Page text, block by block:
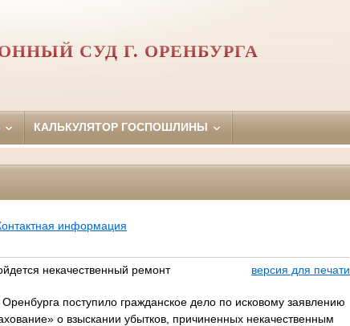
СУД Г. ОРЕНБУРГА
КАЛЬКУЛЯТОР ГОСПОШЛИНЫ
информация
некачественный ремонт
версия для печати
поступило гражданское дело по исковому заявлению
о взыскании убытков, причиненных некачественным